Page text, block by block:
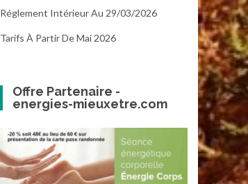
Réglement Intérieur Au 29/03/2026
Tarifs À Partir De Mai 2026
Offre Partenaire -
energies-mieuxetre.com